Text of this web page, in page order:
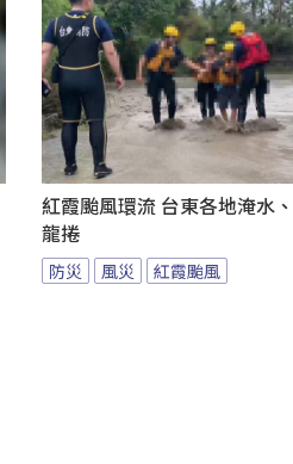
紅霞颱風環流 台東各地淹水
龍捲
防災 風災 紅霞颱風